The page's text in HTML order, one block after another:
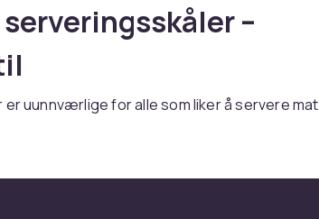
–
uunnværlige for alle som liker å servere mat